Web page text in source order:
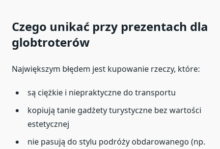
Czego unikać przy prezentach dla
globtroterów
Największym błędem jest kupowanie rzeczy, które:
są ciężkie i niepraktyczne do transportu
kopiują tanie gadżety turystyczne bez wartości
estetycznej
nie pasują do stylu podróży obdarowanego (np.